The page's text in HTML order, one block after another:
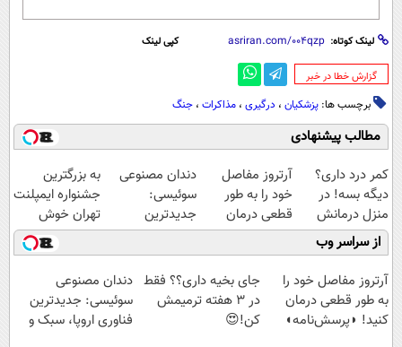
لینک کوتاه: کپی لینک
‌گزارش خطا در خبر
برچسب ها: پزشکیان ، درگیری‌ ، مذاکرات ، جنگ
مطالب پیشنهادی
کمر درد داری؟
دیگه بسه! در
منزل درمانش
کن
(◀پرسش‌نامه)
آرتروز مفاصل
خود را به طور
قطعی درمان
کنید!
◗پرسش‌نامه◖
دندان مصنوعی
سوئیسی:
جدیدترین
فناوری اروپا،
سبک و مقاوم |
پرداخت قسطی
به بزرگترین
جشنواره ایمپلنت
تهران خوش
اومدید! | فقط
۲۵ میلیون !
از سراسر وب
آرتروز مفاصل خود را
به طور قطعی درمان
کنید! ◗پرسش‌نامه◖
جای بخیه داری؟؟ فقط
در 3 هفته ترمیمش
کن!😍
دندان مصنوعی
سوئیسی: جدیدترین
فناوری اروپا، سبک و